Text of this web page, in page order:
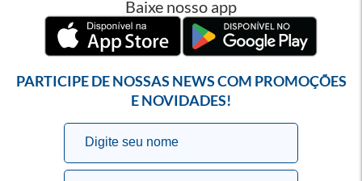
Baixe nosso app
PARTICIPE DE NOSSAS NEWS COM PROMOÇÕES
E NOVIDADES!